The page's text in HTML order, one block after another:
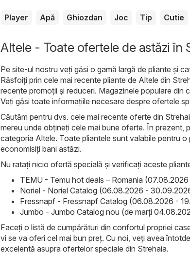
Player Apă Ghiozdan Joc Tip Cutie
Altele - Toate ofertele de astăzi în
Pe site-ul nostru veți găsi o gamă largă de pliante și
Răsfoiți prin cele mai recente pliante de Altele din
recente promoții și reduceri. Magazinele populare din
Veți găsi toate informațiile necesare despre ofertele
Căutăm pentru dvs. cele mai recente oferte din
mereu unde obțineți cele mai bune oferte. În prezent,
categoria Altele. Toate pliantele sunt valabile pentru
economisiți bani astăzi.
Nu ratați nicio ofertă specială și verificați aceste
TEMU - Temu hot deals – Romania (07.08.2026
Noriel - Noriel Catalog (06.08.2026 -
Fressnapf - Fressnapf Catalog (06.08.2026 -
Jumbo - Jumbo Catalog nou (de marți
Faceți o listă de cumpărături din confortul propriei
vi se va oferi cel mai bun preț. Cu noi, veți avea
excelentă asupra ofertelor speciale din Strehaia.